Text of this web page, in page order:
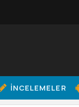
İNCELEMELER